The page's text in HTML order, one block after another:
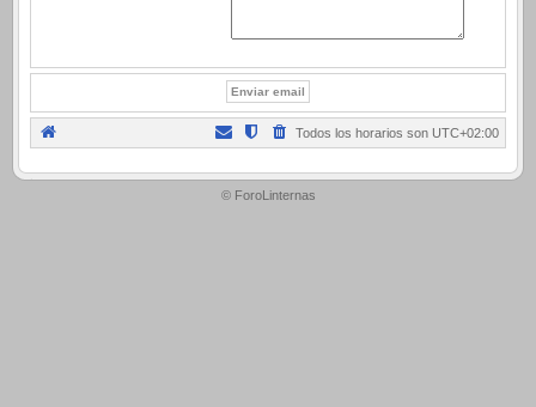
Todos los horarios son UTC+02:00
.
© ForoLinternas